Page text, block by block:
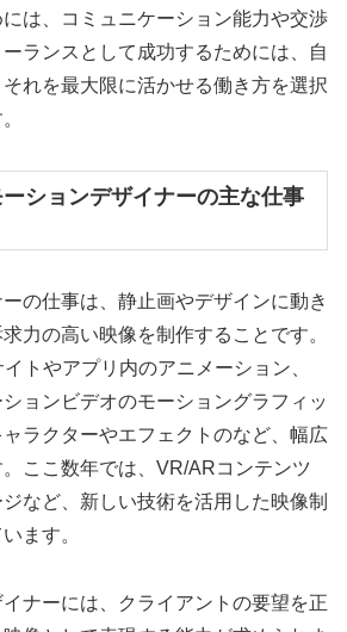
は、コミュニケーション能力や交渉
ランスとして成功するためには、自
れを最大限に活かせる働き方を選択
ションデザイナーの主な仕事
の仕事は、静止画やデザインに動き
力の高い映像を制作することです。
トやアプリ内のアニメーション、
ョンビデオのモーショングラフィッ
ラクターやエフェクトのなど、幅広
ここ数年では、VR/ARコンテンツ
など、新しい技術を活用した映像制
ます。
ナーには、クライアントの要望を正